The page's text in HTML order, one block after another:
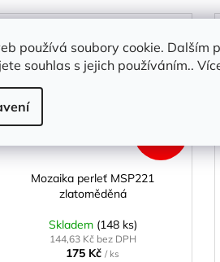
používá soubory cookie. Dalším
souhlas s jejich používáním..
Mozaika perleť MSP221
zlatoměděná
Skladem (148 ks)
144,63 Kč bez DPH
175 Kč/ ks